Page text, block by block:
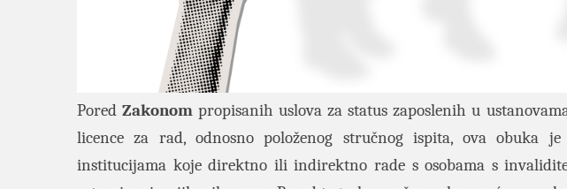
PoredZakonompropisanih uslova za status zaposlenih u
licence za rad, odnosno položenog stručnog ispita, ova obuka
institucijama koje direktno ili indirektno rade s osobama s